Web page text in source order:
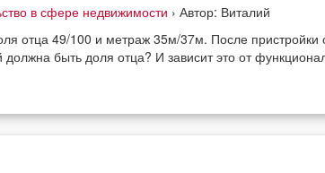
в сфере недвижимости › Автор: Виталий
отца 49/100 и метраж 35м/37м. После
быть доля отца? И зависит это от